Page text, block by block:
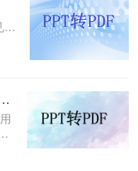
的
？这3种转换方法你该学会！